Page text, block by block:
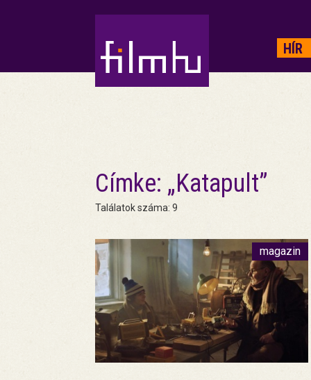
HÍR
Címke: „Katapult”
Találatok száma: 9
magazin